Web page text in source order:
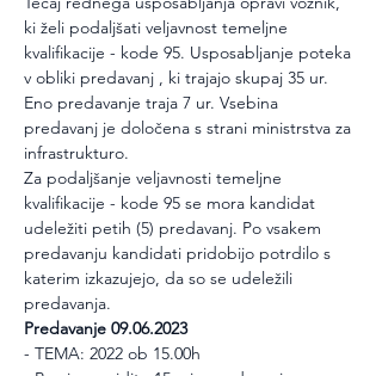
ki želi podaljšati veljavnost temeljne
kvalifikacije - kode 95. Usposabljanje poteka
v obliki predavanj , ki trajajo skupaj 35 ur.
Eno predavanje traja 7 ur. Vsebina
predavanj je določena s strani ministrstva za
infrastrukturo.
Za podaljšanje veljavnosti temeljne
kvalifikacije - kode 95 se mora kandidat
udeležiti petih (5) predavanj. Po vsakem
predavanju kandidati pridobijo potrdilo s
katerim izkazujejo, da so se udeležili
predavanja.
Predavanje 09.06.2023
- TEMA: 2022 ob 15.00h